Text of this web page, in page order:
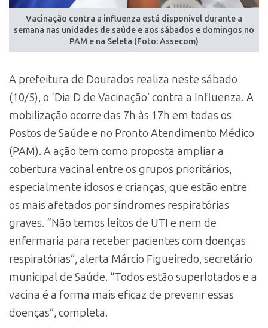
Vacinação contra a influenza está disponível durante a
semana nas unidades de saúde e aos sábados e domingos no
PAM e na Seleta (Foto: Assecom)
A prefeitura de Dourados realiza neste sábado
(10/5), o ‘Dia D de Vacinação’ contra a Influenza. A
mobilização ocorre das 7h às 17h em todas os
Postos de Saúde e no Pronto Atendimento Médico
(PAM). A ação tem como proposta ampliar a
cobertura vacinal entre os grupos prioritários,
especialmente idosos e crianças, que estão entre
os mais afetados por síndromes respiratórias
graves. “Não temos leitos de UTI e nem de
enfermaria para receber pacientes com doenças
respiratórias”, alerta Márcio Figueiredo, secretário
municipal de Saúde. “Todos estão superlotados e a
vacina é a forma mais eficaz de prevenir essas
doenças”, completa.